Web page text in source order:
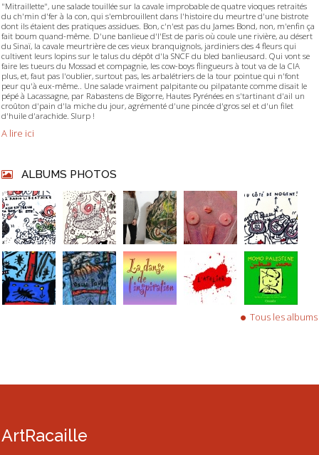
"Mitraillette", une salade touillée sur la cavale improbable de quatre vioques retraités
du ch'min d'fer à la con, qui s'embrouillent dans l'histoire du meurtre d'une bistrote
dont ils étaient des pratiques assidues. Bon, c'n'est pas du James Bond, non, m'enfin ça
fait boum quand-même. D'une banlieue d'l'Est de paris où coule une rivière, au désert
du Sinaï, la cavale meurtrière de ces vieux branquignols, jardiniers des 4 fleurs qui
cultivent leurs lopins sur le talus du dépôt d'la SNCF du bled banlieusard. Qui vont se
faire les tueurs du Mossad et compagnie, les cow-boys flingueurs à tout va de la CIA
plus, et, faut pas l'oublier, surtout pas, les arbalétriers de la tour pointue qui n'font
peur qu'à eux-même.. Une salade vraiment palpitante ou pilpatante comme disait le
pépé à Lacassagne, par Rabastens de Bigorre, Hautes Pyrénées en s'tartinant d'ail un
croûton d'pain d'la miche du jour, agrémenté d'une pincée d'gros sel et d'un filet
d'huile d'arachide. Slurp !
A lire ici
ALBUMS PHOTOS
Tous les albums
ArtRacaille